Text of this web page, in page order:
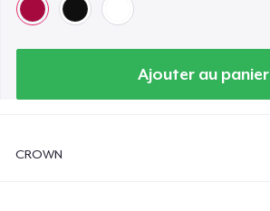
Ajouter au panier
CROWN